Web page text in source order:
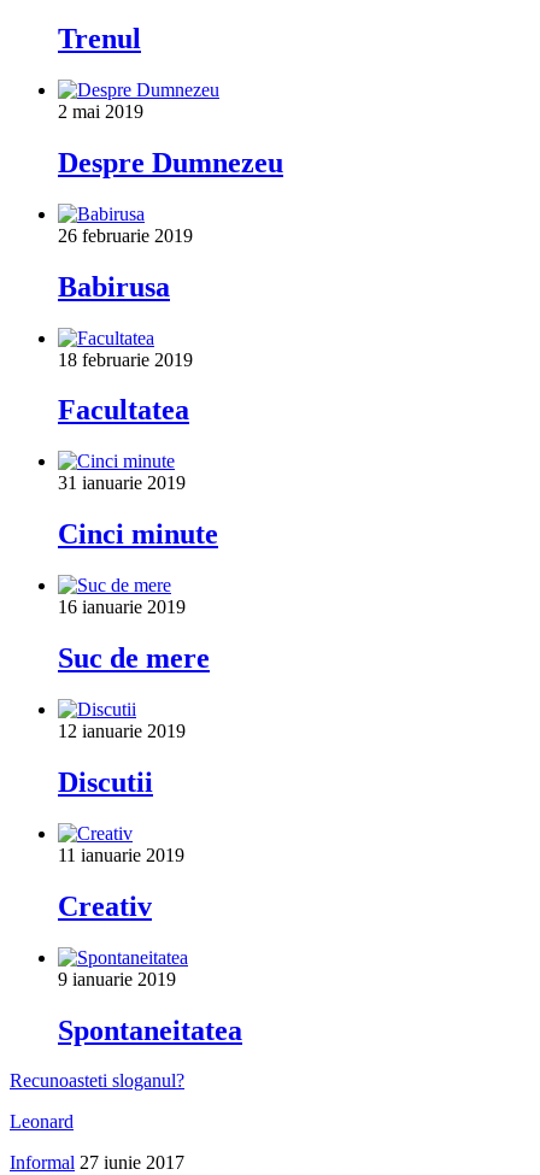
Trenul
2 mai 2019
Despre Dumnezeu
26 februarie 2019
Babirusa
18 februarie 2019
Facultatea
31 ianuarie 2019
Cinci minute
16 ianuarie 2019
Suc de mere
12 ianuarie 2019
Discutii
11 ianuarie 2019
Creativ
9 ianuarie 2019
Spontaneitatea
Recunoasteti sloganul?
Leonard
Informal 27 iunie 2017